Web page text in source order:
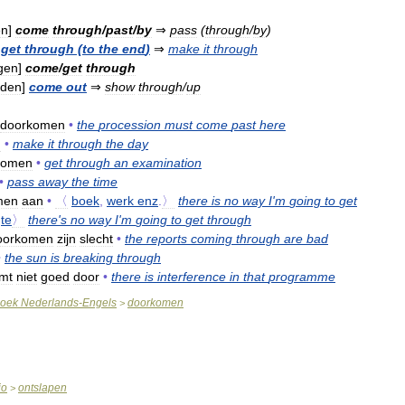
] come through/past/by⇒ pass (through/by)
get through (to the end) ⇒ make it through
] come/get through
] come out ⇒ show through/up
doorkomen • the procession must come past here
• make it through the day
• get through an examination
• pass away the time
aan • 〈 boek, werk enz.〉 there is no way I'm going to get
〉 there's no way I'm going to get through
zijn slecht • the reports coming through are bad
the sun is breaking through
niet goed door • there is interference in that programme
Nederlands-Engels > doorkomen
> ontslapen